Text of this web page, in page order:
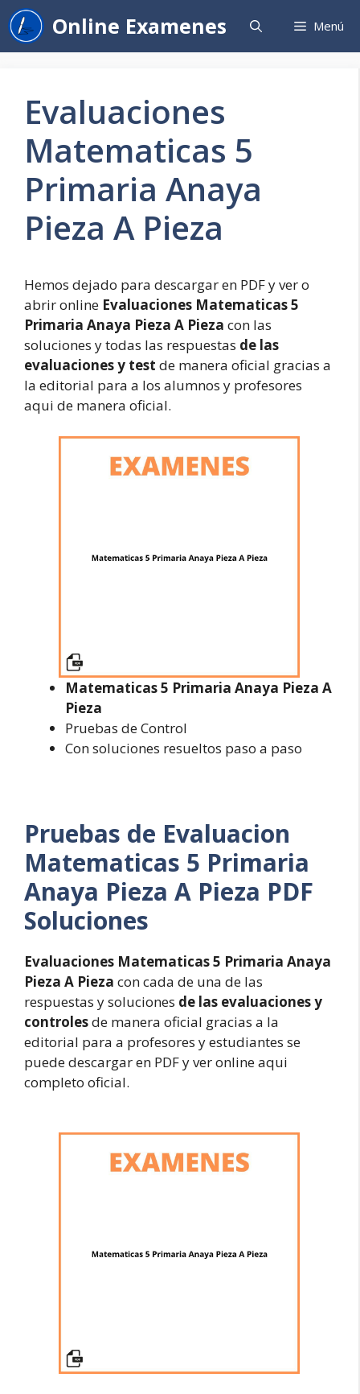
Saltar
al
contenido
Online Examenes Menú
Evaluaciones
Matematicas 5
Primaria Anaya
Pieza A Pieza
Hemos dejado para descargar en PDF y ver o
abrir online Evaluaciones Matematicas 5
Primaria Anaya Pieza A Pieza con las
soluciones y todas las respuestas de las
evaluaciones y test de manera oficial gracias a
la editorial para a los alumnos y profesores
aqui de manera oficial.
Matematicas 5 Primaria Anaya Pieza A
Pieza
Pruebas de Control
Con soluciones resueltos paso a paso
Pruebas de Evaluacion
Matematicas 5 Primaria
Anaya Pieza A Pieza PDF
Soluciones
Evaluaciones Matematicas 5 Primaria Anaya
Pieza A Pieza con cada de una de las
respuestas y soluciones de las evaluaciones y
controlesde manera oficial gracias a la
editorial para a profesores y estudiantes se
puede descargar en PDF y ver online aqui
completo oficial.